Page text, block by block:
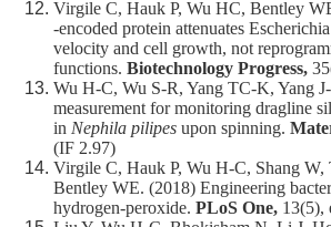
Virgile C, Hauk P, Wu HC, Bentley
‐encoded protein attenuates
velocity and cell growth, not
functions. Biotechnology Progress,
Wu H-C, Wu S-R, Yang TC-K, Yang
measurement for monitoring dragline
in Nephila pilipes upon spinning.
(IF 2.97)
Virgile C, Hauk P, Wu H-C, Shang W,
Bentley WE. (2018) Engineering
hydrogen-peroxide. PLoS One, 13(5),